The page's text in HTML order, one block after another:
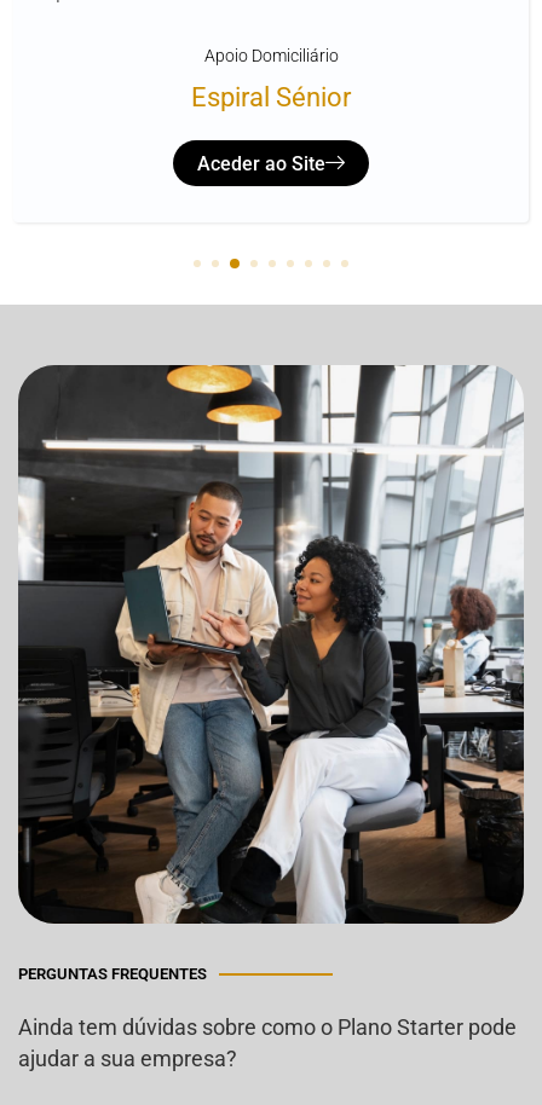
Espiral Sénior
Apoio Domiciliário
Aceder ao Site
PERGUNTAS FREQUENTES
Ainda tem dúvidas sobre como o Plano Starter pode
ajudar a sua empresa?